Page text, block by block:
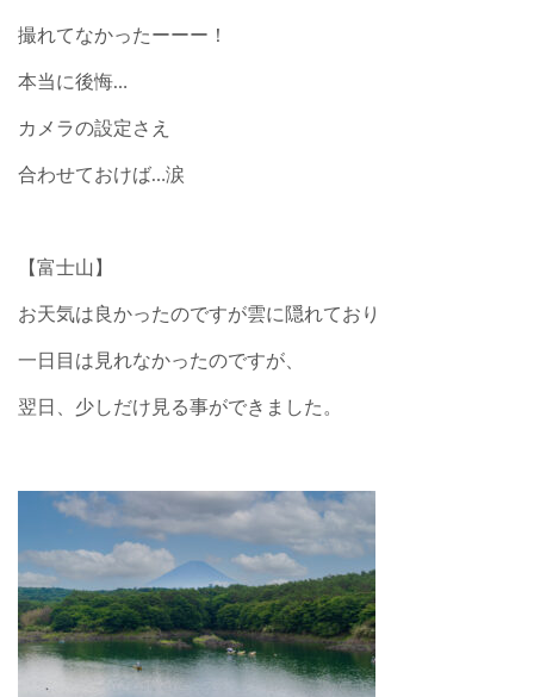
撮れてなかったーーー！
本当に後悔…
カメラの設定さえ
合わせておけば…涙
【富士山】
お天気は良かったのですが雲に隠れており
一日目は見れなかったのですが、
翌日、少しだけ見る事ができました。